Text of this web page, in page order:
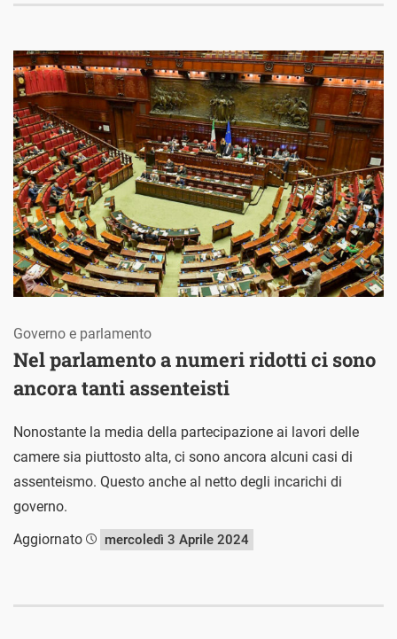
Nel parlamento a numeri ridotti ci sono
ancora tanti assenteisti
Governo e parlamento
Nonostante la media della partecipazione ai lavori delle
camere sia piuttosto alta, ci sono ancora alcuni casi di
assenteismo. Questo anche al netto degli incarichi di
governo.
Aggiornato
mercoledì 3 Aprile 2024